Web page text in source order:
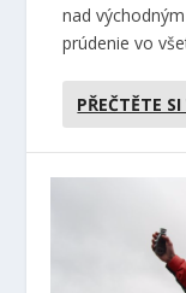
nad
prúdenie vo
PŘEČTĚTE SI